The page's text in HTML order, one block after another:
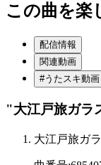
この曲を楽
配信情報
関連動画
#うたスキ動画
"大江戸旅ガラ
大江戸旅ガ